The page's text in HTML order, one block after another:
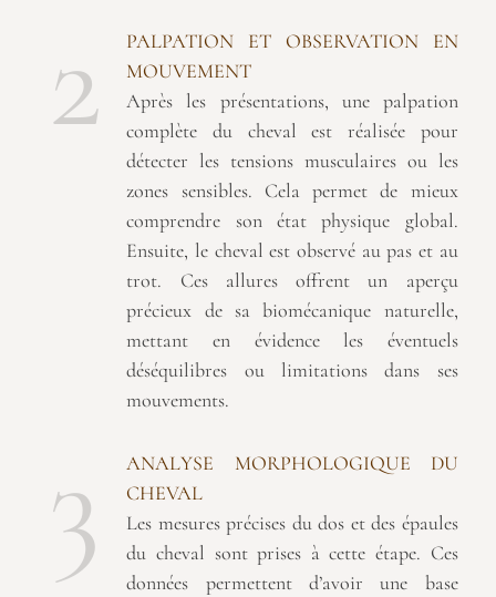
2
PALPATION ET OBSERVATION EN
MOUVEMENT
Après les présentations, une palpation
complète du cheval est réalisée pour
détecter les tensions musculaires ou les
zones sensibles. Cela permet de mieux
comprendre son état physique global.
Ensuite, le cheval est observé au pas et au
trot. Ces allures offrent un aperçu
précieux de sa biomécanique naturelle,
mettant en évidence les éventuels
déséquilibres ou limitations dans ses
mouvements.
3
ANALYSE MORPHOLOGIQUE DU
CHEVAL
Les mesures précises du dos et des épaules
du cheval sont prises à cette étape. Ces
données permettent d’avoir une base